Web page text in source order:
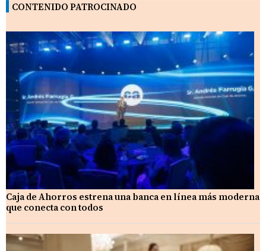
CONTENIDO PATROCINADO
Caja de Ahorros estrena una banca en línea más moderna
que conecta con todos